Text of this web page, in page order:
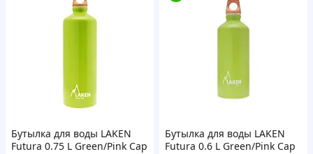
Бутылка для воды LAKEN
Futura 0.75 L Green/Pink Cap
Бутылка для воды LAKEN
Futura 0.6 L Green/Pink Cap